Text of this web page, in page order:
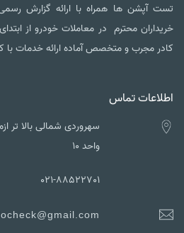
تست آپشن ها همراه با ارائه گزارش
خریداران محترم در معاملات خودرو از
کادر مجرب و متخصص آماده ارائه خدمات با
اطلاعات تماس
واحد ۱۰
021-88522701